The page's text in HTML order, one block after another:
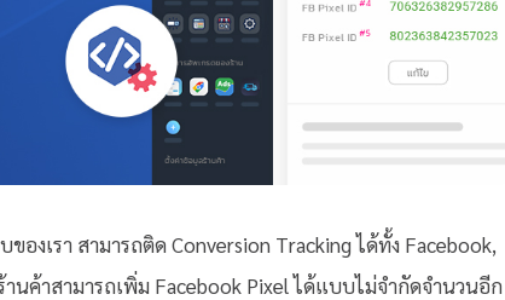
งเรา สามารถติด Conversion Tracking ได้ทั้ง Facebook,
นค้าสามารถเพิ่ม Facebook Pixel ได้แบบไม่จำกัดจำนวนอีก